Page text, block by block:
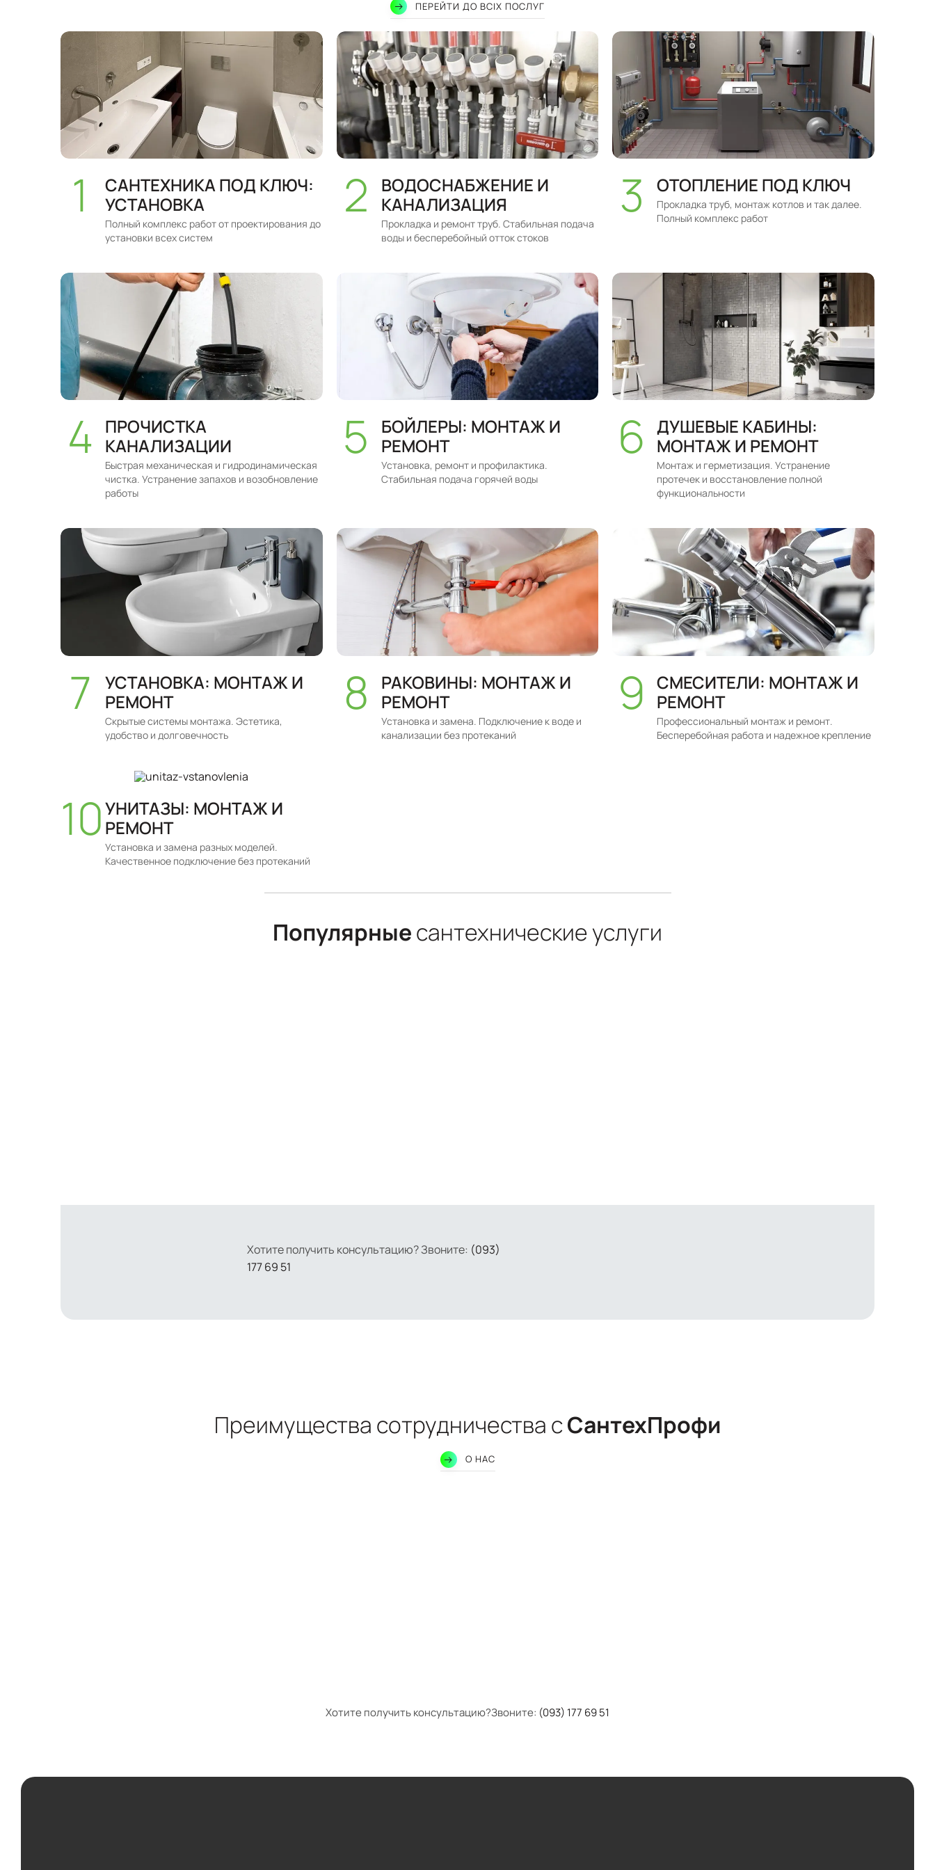
ПЕРЕЙТИ ДО ВСІХ ПОСЛУГ
САНТЕХНИКА ПОД КЛЮЧ:
УСТАНОВКА
Полный комплекс работ от проектирования до
установки всех систем
ВОДОСНАБЖЕНИЕ И
КАНАЛИЗАЦИЯ
Прокладка и ремонт труб. Стабильная подача
воды и бесперебойный отток стоков
ОТОПЛЕНИЕ ПОД КЛЮЧ
Прокладка труб, монтаж котлов и так далее.
Полный комплекс работ
ПРОЧИСТКА
КАНАЛИЗАЦИИ
Быстрая механическая и гидродинамическая
чистка. Устранение запахов и возобновление
работы
БОЙЛЕРЫ: МОНТАЖ И
РЕМОНТ
Установка, ремонт и профилактика.
Стабильная подача горячей воды
ДУШЕВЫЕ КАБИНЫ:
МОНТАЖ И РЕМОНТ
Монтаж и герметизация. Устранение
протечек и восстановление полной
функциональности
УСТАНОВКА: МОНТАЖ И
РЕМОНТ
Скрытые системы монтажа. Эстетика,
удобство и долговечность
РАКОВИНЫ: МОНТАЖ И
РЕМОНТ
Установка и замена. Подключение к воде и
канализации без протеканий
СМЕСИТЕЛИ: МОНТАЖ И
РЕМОНТ
Профессиональный монтаж и ремонт.
Бесперебойная работа и надежное крепление
УНИТАЗЫ: МОНТАЖ И
РЕМОНТ
Установка и замена разных моделей.
Качественное подключение без протеканий
Популярныесантехнические услуги
Хотите получить консультацию? Звоните: (093)
177 69 51
Преимущества сотрудничества сСантехПрофи
О НАС
Хотите получить консультацию?Звоните: (093) 177 69 51